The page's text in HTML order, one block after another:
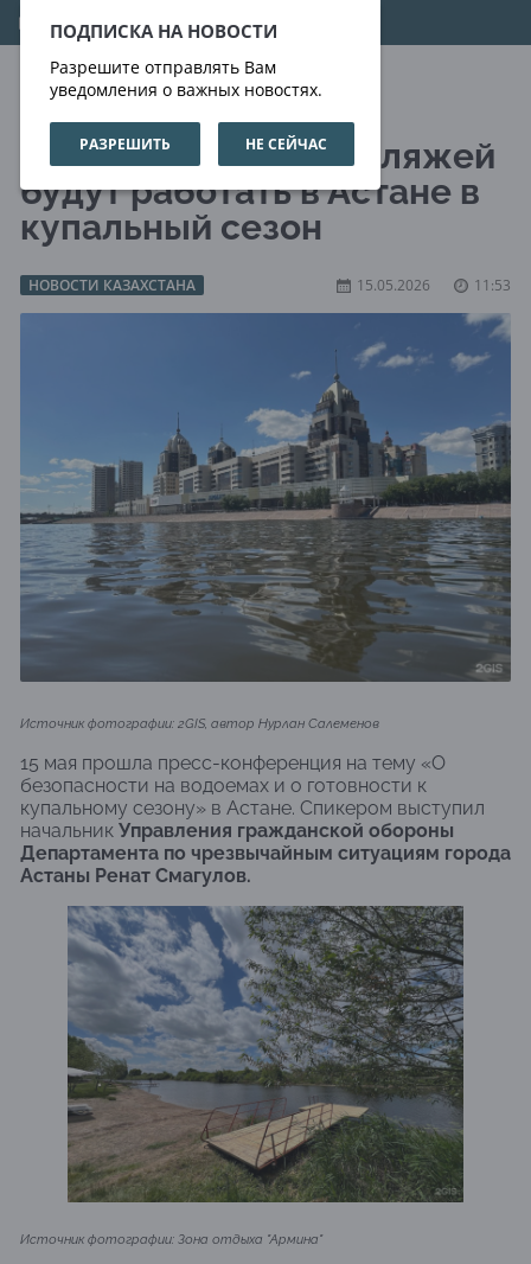
ПОДПИСКА НА НОВОСТИ
Разрешите отправлять Вам
уведомления о важных новостях.
РАЗРЕШИТЬ НЕ СЕЙЧАС
06.08.2026 08:10:03
Пять официальных пляжей
будут работать в Астане в
купальный сезон
НОВОСТИ КАЗАХСТАНА 15.05.2026 11:53
Источник фотографии: 2GIS, автор Нурлан Салеменов
15 мая прошла пресс-конференция на тему «О
безопасности на водоемах и о готовности к
купальному сезону» в Астане. Спикером выступил
начальник Управления гражданской обороны
Департамента по чрезвычайным ситуациям города
Астаны Ренат Смагулов.
Источник фотографии: Зона отдыха "Армина"